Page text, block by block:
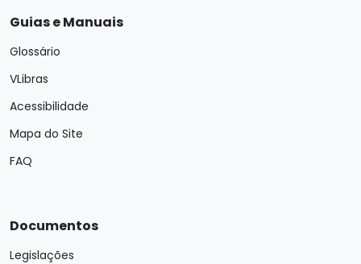
Guias e Manuais
Glossário
VLibras
Acessibilidade
Mapa do Site
FAQ
Documentos
Legislações